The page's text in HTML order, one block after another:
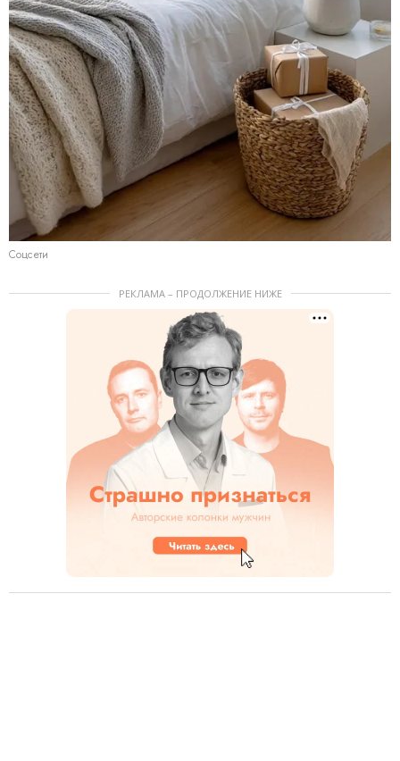
Соцсети
РЕКЛАМА – ПРОДОЛЖЕНИЕ НИЖЕ